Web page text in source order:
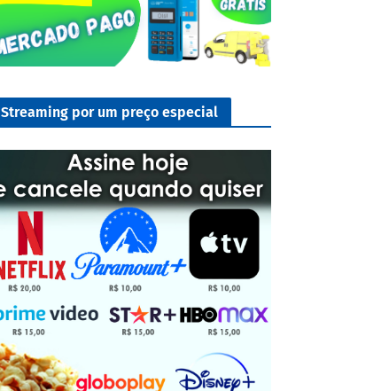
Streaming por um preço especial